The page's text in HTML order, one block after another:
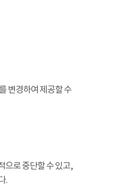
변경하여 제공할 수
으로 중단할 수 있고,
.